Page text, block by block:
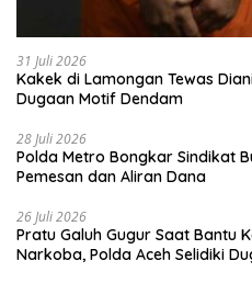
31 Juli 2026
Kakek di Lamongan Tewas
Dugaan Motif Dendam
28 Juli 2026
Polda Metro Bongkar Sindikat
Pemesan dan Aliran Dana
26 Juli 2026
Pratu Galuh Gugur Saat Bantu
Narkoba, Polda Aceh Selidiki